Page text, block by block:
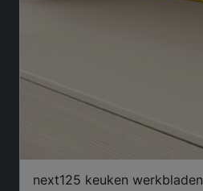
next125 keuken werkbladen